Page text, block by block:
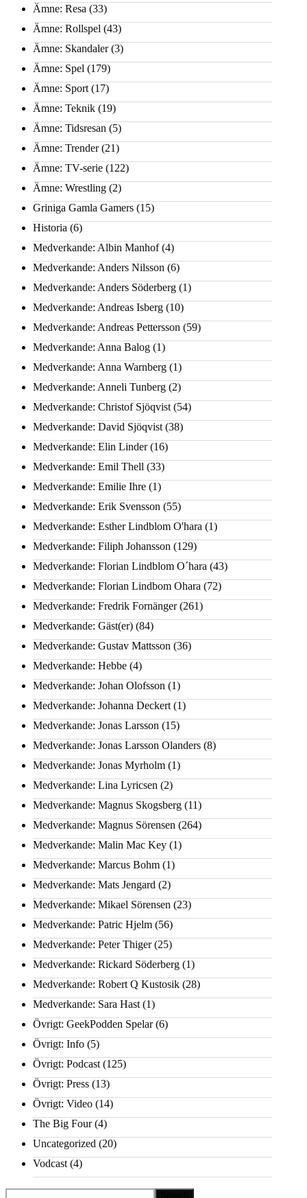
Ämne: Resa (33)
Ämne: Rollspel (43)
Ämne: Skandaler(3)
Ämne: Spel (179)
Ämne: Sport (17)
Ämne: Teknik (19)
Ämne: Tidsresan (5)
Ämne: Trender(21)
Ämne: TV-serie (122)
Ämne: Wrestling (2)
Griniga Gamla Gamers (15)
Historia (6)
Medverkande: Albin Manhof(4)
Medverkande: Anders Nilsson (6)
Medverkande: Anders Söderberg (1)
Medverkande: Andreas Isberg (10)
Medverkande: Andreas Pettersson (59)
Medverkande: Anna Balog (1)
Medverkande: Anna Warnberg (1)
Medverkande: Anneli Tunberg (2)
Medverkande: Christof Sjöqvist (54)
Medverkande: David Sjöqvist (38)
Medverkande: Elin Linder(16)
Medverkande: Emil Thell (33)
Medverkande: Emilie Ihre (1)
Medverkande: Erik Svensson (55)
Medverkande: Esther Lindblom O'hara (1)
Medverkande: Filiph Johansson (129)
Medverkande: Florian Lindblom O´hara (43)
Medverkande: Florian Lindbom Ohara (72)
Medverkande: Fredrik Fornänger(261)
Medverkande: Gäst(er) (84)
Medverkande: Gustav Mattsson (36)
Medverkande: Hebbe (4)
Medverkande: Johan Olofsson (1)
Medverkande: Johanna Deckert (1)
Medverkande: Jonas Larsson (15)
Medverkande: Jonas Larsson Olanders (8)
Medverkande: Jonas Myrholm (1)
Medverkande: Lina Lyricsen (2)
Medverkande: Magnus Skogsberg (11)
Medverkande: Magnus Sörensen (264)
Medverkande: Malin Mac Key (1)
Medverkande: Marcus Bohm (1)
Medverkande: Mats Jengard (2)
Medverkande: Mikael Sörensen (23)
Medverkande: Patric Hjelm (56)
Medverkande: Peter Thiger(25)
Medverkande: Rickard Söderberg (1)
Medverkande: Robert Q Kustosik (28)
Medverkande: Sara Hast (1)
Övrigt: GeekPodden Spelar(6)
Övrigt: Info (5)
Övrigt: Podcast (125)
Övrigt: Press (13)
Övrigt: Video (14)
The Big Four(4)
Uncategorized (20)
Vodcast (4)